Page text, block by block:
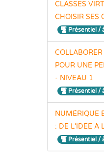
CLASSES
CHOISIR SES
Présentiel /
POUR UNE
- NIVEAU 1
Présentiel /
NUMÉRIQUE
: DE L'IDÉE À
Présentiel /